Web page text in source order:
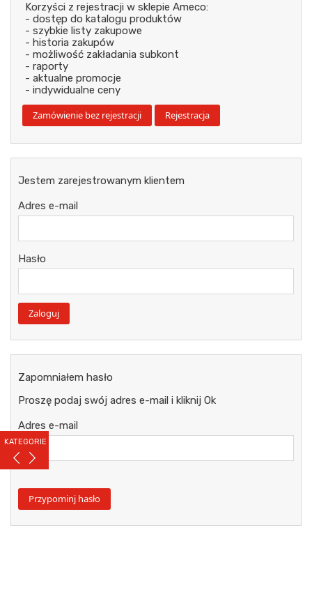
KATEGORIE
Korzyści z rejestracji w sklepie Ameco:
- dostęp do katalogu produktów
- szybkie listy zakupowe
- historia zakupów
- możliwość zakładania subkont
- raporty
- aktualne promocje
- indywidualne ceny
Jestem zarejestrowanym klientem
Adres e-mail
Hasło
Zapomniałem hasło
Proszę podaj swój adres e-mail i kliknij Ok
Adres e-mail